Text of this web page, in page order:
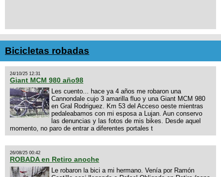
Bicicletas robadas
24/10/25 12:31
Giant MCM 980 año98
Les cuento... hace ya 4 años me robaron una
Cannondale cujo 3 amarilla fluo y una Giant MCM 980
en Gral Rodriguez. Km 53 del Acceso oeste mientras
pedaleabamos con mi esposa a Lujan. Aun conservo
las denuncias y las fotos de mis bikes. Desde aquel
momento, no paro de entrar a diferentes portales t
26/08/25 00:42
ROBADA en Retiro anoche
Le robaron la bici a mi hermano. Venía por Ramón